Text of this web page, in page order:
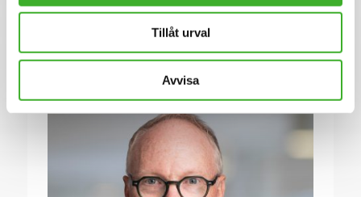
Tillåt urval
Avvisa